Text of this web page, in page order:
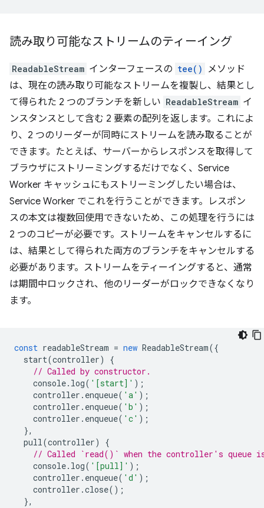
読み取り可能なストリームのティーイング
ReadableStream インターフェースの tee()
メソッド
は、現在の読み取り可能なストリームを複製し、結果とし
て得られた 2 つのブランチを新しい ReadableStream イ
ンスタンスとして含む 2 要素の配列を返します。これによ
り、2 つのリーダーが同時にストリームを読み取ることが
できます。たとえば、サーバーからレスポンスを取得して
ブラウザにストリーミングするだけでなく、Service
Worker キャッシュにもストリーミングしたい場合は、
Service Worker でこれを行うことができます。レスポン
スの本文は複数回使用できないため、この処理を行うには
2 つのコピーが必要です。ストリームをキャンセルするに
は、結果として得られた両方のブランチをキャンセルする
必要があります。ストリームをティーイングすると、通常
は期間中ロックされ、他のリーダーがロックできなくなり
ます。
const readableStream = new ReadableStream({
start(controller)
{
// Called by constructor.
console. log( '[start]' );
controller . enqueue( 'a' );
controller . enqueue( 'b' );
controller . enqueue( 'c' );
},
pull(controller)
{
// Called `read()` when the controller's queue
console. log( '[pull]' );
controller . enqueue( 'd' );
controller .close();
},